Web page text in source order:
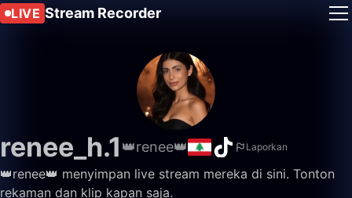
LIVE Stream Recorder
renee_h.1 👑renee👑 Laporkan
👑renee👑 menyimpan live stream mereka di sini. Tonton
rekaman dan klip kapan saja.